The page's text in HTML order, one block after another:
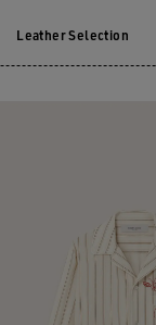
Leather Selection